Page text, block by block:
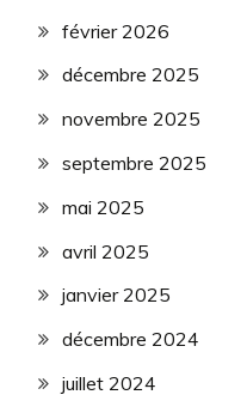
février 2026
décembre 2025
novembre 2025
septembre 2025
mai 2025
avril 2025
janvier 2025
décembre 2024
juillet 2024